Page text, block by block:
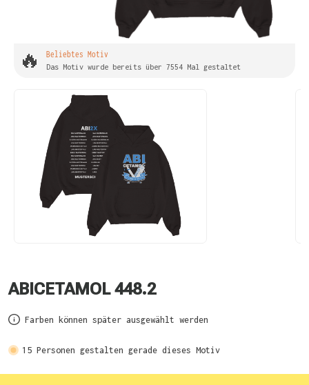
🔥 Beliebtes Motiv
Das Motiv wurde bereits über 7554 Mal gestaltet
ABICETAMOL 448.2
Farben können später ausgewählt werden
15 Personen gestalten gerade dieses Motiv